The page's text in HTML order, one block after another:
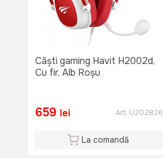
Căști gaming Havit H2002d,
Cu fir, Alb Roșu
659 lei Art: U202826
La comandă